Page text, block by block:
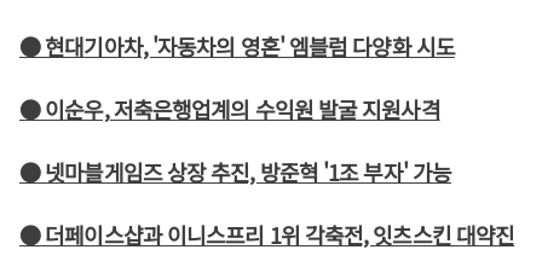
● 현대기아차, '자동차의 영혼' 엠블럼 다양화 시도
● 이순우, 저축은행업계의 수익원 발굴 지원사격
● 넷마블게임즈 상장 추진, 방준혁 '1조 부자' 가능
● 더페이스샵과 이니스프리 1위 각축전, 잇츠스킨 대약진